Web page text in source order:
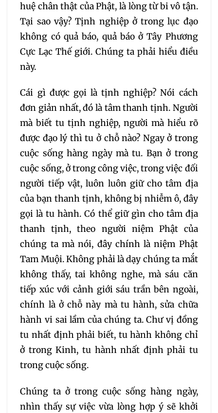
257 258 259
260 261 262
263
266 267 268
269 270 271
272 274
275 276 277
280
281 282 283
284 285 286
287 288 289
290 291 292
293 294
296 297 298
huệ chân thật của Phật, là lòng từ bi vô tận.
Tại sao vậy? Tịnh nghiệp ở trong lục đạo
không có quả báo, quả báo ở Tây Phương
Cực Lạc Thế giới. Chúng ta phải hiểu điều
này.
Cái gì được gọi là tịnh nghiệp? Nói cách
đơn giản nhất, đó là tâm thanh tịnh. Người
mà biết tu tịnh nghiệp, người mà hiểu rõ
được đạo lý thì tu ở chỗ nào? Ngay ở trong
cuộc sống hàng ngày mà tu. Bạn ở trong
cuộc sống, ở trong công việc, trong việc đối
người tiếp vật, luôn luôn giữ cho tâm địa
của bạn thanh tịnh, không bị nhiễm ô, đây
gọi là tu hành. Có thể giữ gìn cho tâm địa
thanh tịnh, theo người niệm Phật của
chúng ta mà nói, đây chính là niệm Phật
Tam Muội. Không phải là dạy chúng ta mắt
không thấy, tai không nghe, mà sáu căn
tiếp xúc với cảnh giới sáu trần bên ngoài,
chính là ở chỗ này mà tu hành, sửa chữa
hành vi sai lầm của chúng ta. Chư vị đồng
tu nhất định phải biết, tu hành không chỉ
ở trong Kinh, tu hành nhất định phải tu
trong cuộc sống.
Chúng ta ở trong cuộc sống hàng ngày,
nhìn thấy sự việc vừa lòng hợp ý sẽ khởi